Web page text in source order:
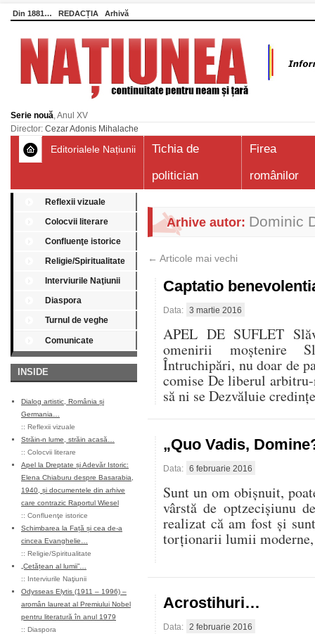
Din 1881… REDACȚIA Arhivă
Serie nouă, Anul XV
Director: Cezar Adonis Mihalache
Editorialele Națiunii
Tichia de
politician
Firea
românilor
Reflexii vizuale
Colocvii literare
Confluenţe istorice
Religie/Spiritualitate
Interviurile Naţiunii
Diaspora
Turnul de veghe
Comunicate
INSIDE
Dialog artistic, România și
Germania…
:: Reflexii vizuale
Străin-n lume, străin acasă…
:: Colocvii literare
Apel la Dreptate și Adevăr Istoric:
Elena Chiaburu despre Basarabia,
1940, și documentele din arhive
care contrazic Raportul Wiesel
:: Confluenţe istorice
Schimbarea la Față și cea de-a
cincea Evanghelie…
:: Religie/Spiritualitate
„Cetățean al lumii”…
:: Interviurile Naţiunii
Odysseas Elytis (1911 – 1996) –
aromân laureat al Premiului Nobel
pentru literatură în anul 1979
:: Diaspora
Arhive autor: Dominic
← Articole mai vechi
Captatio
Data: 3 martie 2016
APEL DE SUFLET
omenirii moştenire
Întruchipări, nu doar de
comise De liberul
să ni se Dezvăluie
„Quo Vadis,
Data: 6 februarie 2016
Sunt un om obişnuit,
vârstă de optzecişiunu
realizat că am fost şi
torţionarii lumii
Acrostihuri…
Data: 2 februarie 2016